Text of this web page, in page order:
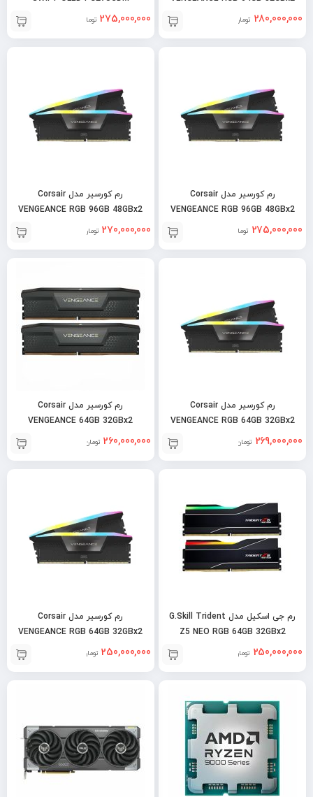
7000MHz DDR5280,000,000 تومان 275,000,000 تومان
رم کورسیر مدل Corsair
VENGEANCE RGB 96GB 48GBx2
5600MHz DDR5275,000,000 تومان
رم کورسیر مدل Corsair
VENGEANCE RGB 96GB 48GBx2
5200MHz DDR5270,000,000 تومان
رم کورسیر مدل Corsair
VENGEANCE RGB 64GB 32GBx2
6600MHz DDR5269,000,000 تومان
رم کورسیر مدل Corsair
VENGEANCE 64GB 32GBx2
6400MHz DDR5260,000,000 تومان
رم جی اسکیل مدل G.Skill Trident
Z5 NEO RGB 64GB 32GBx2
6000MHz DDR5 CL30250,000,000 تومان
رم کورسیر مدل Corsair
VENGEANCE RGB 64GB 32GBx2
6000MHz DDR5 – EXPO250,000,000 تومان